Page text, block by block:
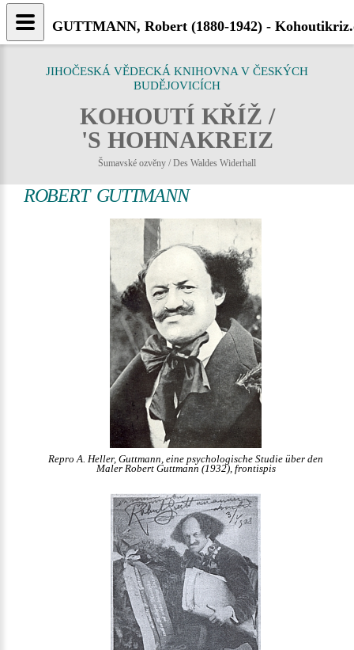
JIHOČESKÁ VĚDECKÁ KNIHOVNA V ČESKÝCH
BUDĚJOVICÍCH
KOHOUTÍ KŘÍŽ /
'S HOHNAKREIZ
Šumavské ozvěny / Des Waldes Widerhall
ROBERT GUTTMANN
Repro A. Heller, Guttmann, eine psychologische Studie über den
Maler Robert Guttmann (1932), frontispis
GUTTMANN, Robert (1880-1942) -